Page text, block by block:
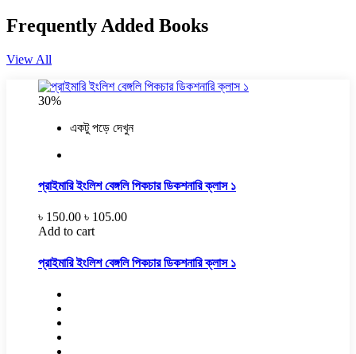
Frequently Added Books
View All
30%
একটু পড়ে দেখুন
প্রাইমারি ইংলিশ বেঙ্গলি পিকচার ডিকশনারি ক্লাস ১
৳ 150.00 ৳ 105.00
Add to cart
প্রাইমারি ইংলিশ বেঙ্গলি পিকচার ডিকশনারি ক্লাস ১